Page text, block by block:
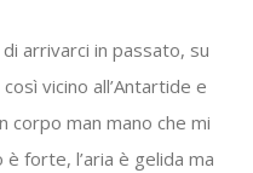
arrivarci in passato, su
vicino all’Antartide e
corpo man mano che mi
forte, l’aria è gelida ma